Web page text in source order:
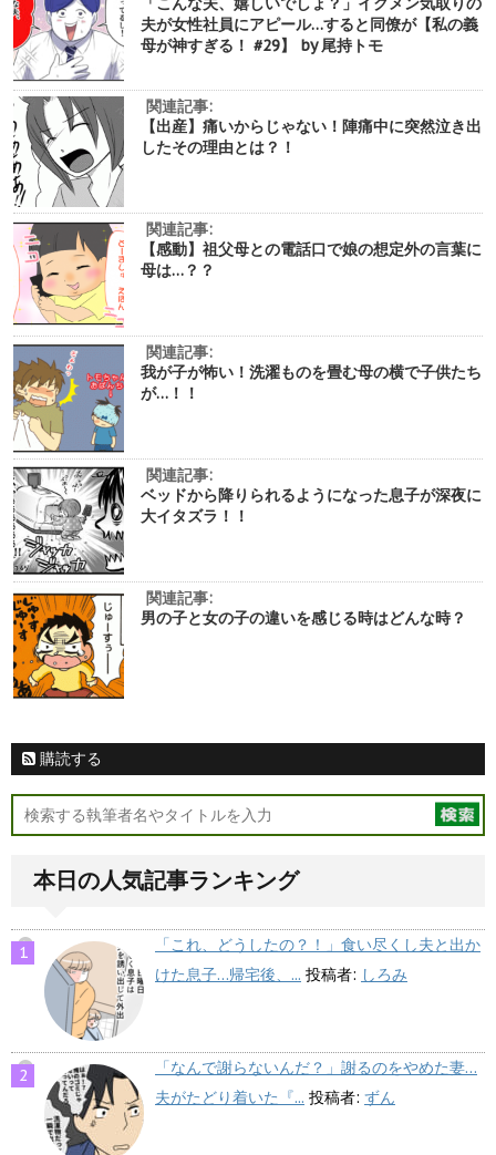
夫が女性社員にアピール…すると同僚が【私の義
母が神すぎる！ #29】 by 尾持トモ
関連記事:
【出産】痛いからじゃない！陣痛中に突然泣き出
したその理由とは？！
関連記事:
【感動】祖父母との電話口で娘の想定外の言葉に
母は…？？
関連記事:
我が子が怖い！洗濯ものを畳む母の横で子供たち
が…！！
関連記事:
ベッドから降りられるようになった息子が深夜に
大イタズラ！！
関連記事:
男の子と女の子の違いを感じる時はどんな時？
購読する
本日の人気記事ランキング
「これ、どうしたの？！」食い尽くし夫と出か
けた息子…帰宅後、... 投稿者: しろみ
「なんで謝らないんだ？」謝るのをやめた妻…
夫がたどり着いた『... 投稿者: ずん